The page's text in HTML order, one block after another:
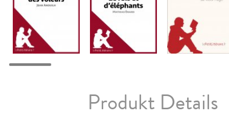
Produkt Details